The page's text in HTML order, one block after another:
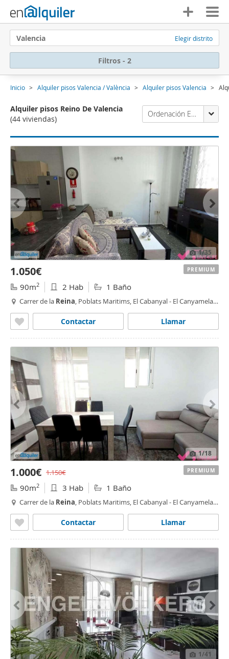
Valencia Elegir distrito
Filtros - 2
Inicio Alquiler pisos Valencia / València Alquiler pisos Valencia
Alquiler pisos Reino De Valencia
(44 viviendas)
Ordenación Enalquiler
1/35
1.050€
90m2 2 Hab 1 Baño
Carrer de la Reina, Poblats Maritims, El Cabanyal - El Canyamelar,
Llamar
Contactar
PREMIUM
1/18
1.000€ 1.150€
90m2 3 Hab 1 Baño
Carrer de la Reina, Poblats Maritims, El Cabanyal - El Canyamelar,
Llamar
Contactar
PREMIUM
1/41